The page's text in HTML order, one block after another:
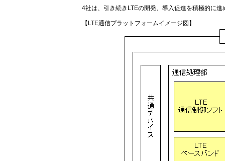
4社は、引き続きLTEの開発、導入促進を積極的に進
【LTE通信プラットフォームイメージ図】